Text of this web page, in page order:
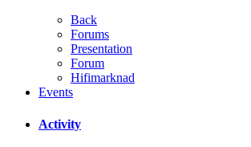
Back
Forums
Presentation
Forum
Hifimarknad
Events
Activity